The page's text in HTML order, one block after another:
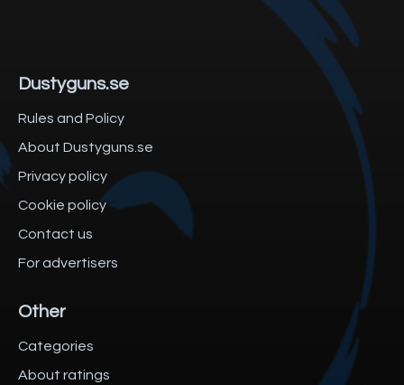
Dustyguns.se
Rules and Policy
About Dustyguns.se
Privacy policy
Cookie policy
Contact us
For advertisers
Other
Categories
About ratings